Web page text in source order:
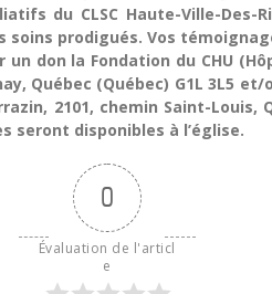
du CLSC Haute-Ville-Des-
soins prodigués. Vos
don la Fondation du CHU
Québec (Québec) G1L 3L5
2101, chemin Saint-Louis,
seront disponibles à l’église.
0
Évaluation de l'articl
e